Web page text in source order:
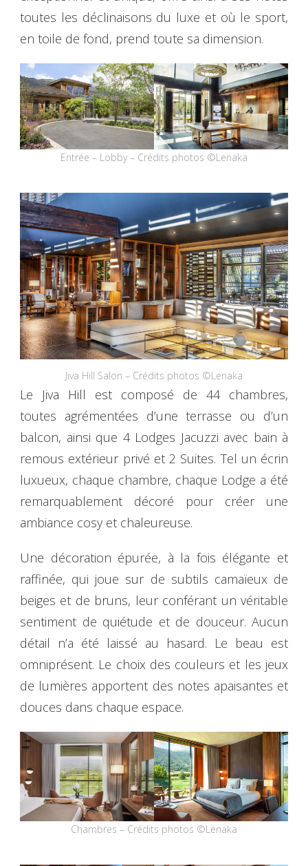
toutes les déclinaisons du luxe et où le sport,
en toile de fond, prend toute sa dimension.
Entrée – Lobby – Crédits photos ©Lenaka
Jiva Hill Salon – Crédits photos ©Lenaka
Le Jiva Hill est composé de 44 chambres,
toutes agrémentées d’une terrasse ou d’un
balcon, ainsi que 4 Lodges Jacuzzi avec bain à
remous extérieur privé et 2 Suites. Tel un écrin
luxueux, chaque chambre, chaque Lodge a été
remarquablement décoré pour créer une
ambiance cosy et chaleureuse.
Une décoration épurée, à la fois élégante et
raffinée, qui joue sur de subtils camaïeux de
beiges et de bruns, leur conférant un véritable
sentiment de quiétude et de douceur. Aucun
détail n’a été laissé au hasard. Le beau est
omniprésent. Le choix des couleurs et les jeux
de lumières apportent des notes apaisantes et
douces dans chaque espace.
Chambres – Crédits photos ©Lenaka